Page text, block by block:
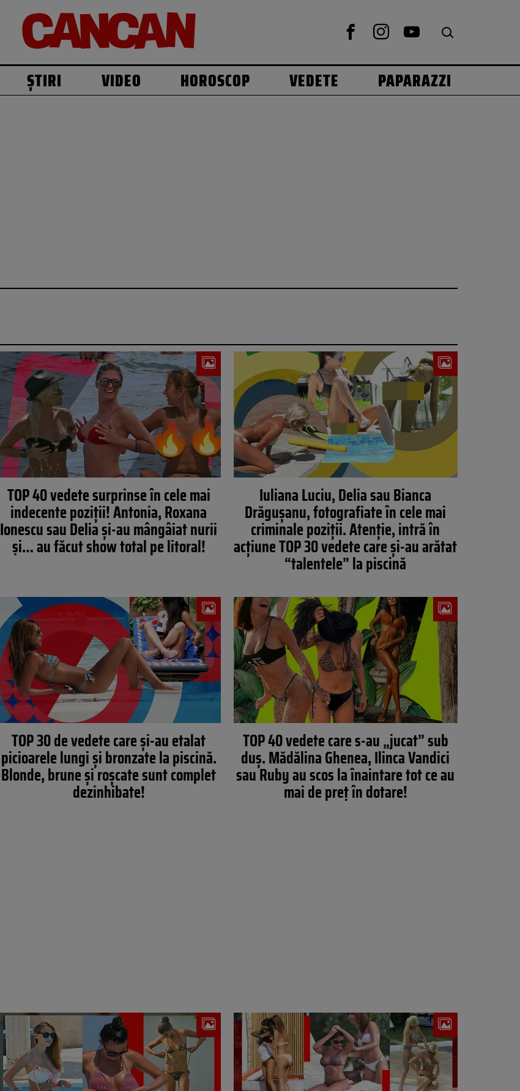
ȘTIRI VIDEO HOROSCOP VEDETE PAPARAZZI
TOP 40 vedete surprinse în cele mai
indecente poziţii! Antonia, Roxana
Ionescu sau Delia şi-au mângâiat nurii
şi… au făcut show total pe litoral!
Iuliana Luciu, Delia sau Bianca
Drăguşanu, fotografiate în cele mai
criminale poziţii. Atenţie, intră în
acţiune TOP 30 vedete care şi-au arătat
“talentele” la piscină
TOP 30 de vedete care şi-au etalat
picioarele lungi şi bronzate la piscină.
Blonde, brune și roșcate sunt complet
dezinhibate!
TOP 40 vedete care s-au „jucat” sub
duş. Mădălina Ghenea, Ilinca Vandici
sau Ruby au scos la înaintare tot ce au
mai de preţ în dotare!